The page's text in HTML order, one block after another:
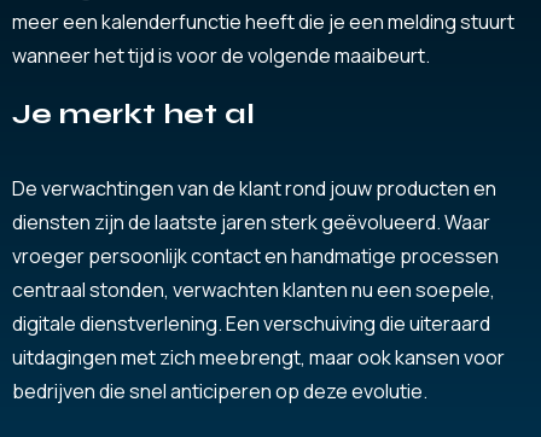
meer een kalenderfunctie heeft die je een melding stuurt
wanneer het tijd is voor de volgende maaibeurt.
Je merkt het al
De verwachtingen van de klant rond jouw producten en
diensten zijn de laatste jaren sterk geëvolueerd. Waar
vroeger persoonlijk contact en handmatige processen
centraal stonden, verwachten klanten nu een soepele,
digitale dienstverlening. Een verschuiving die uiteraard
uitdagingen met zich meebrengt, maar ook kansen voor
bedrijven die snel anticiperen op deze evolutie.